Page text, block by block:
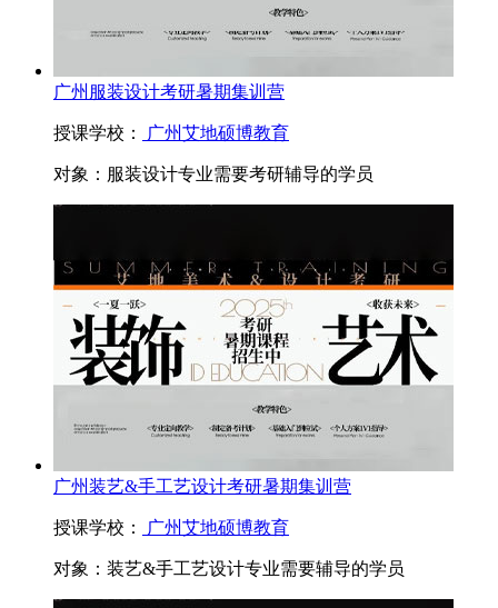
广州服装设计考研暑期集训营
授课学校： 广州艾地硕博教育
对象： 服装设计专业需要考研辅导的学员
广州装艺&手工艺设计考研暑期集训营
授课学校： 广州艾地硕博教育
对象： 装艺&手工艺设计专业需要辅导的学员